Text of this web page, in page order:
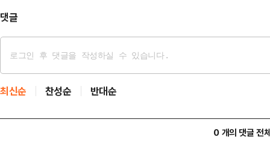
댓글
최신순 찬성순 반대순
0 개의 댓글 전